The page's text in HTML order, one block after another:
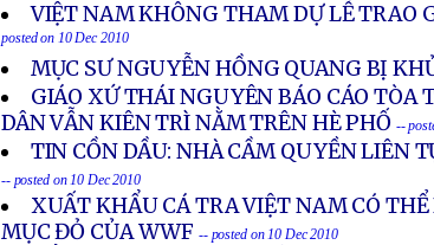
VIỆT NAM KHÔNG THAM DỰ LỄ TRAO
posted on 10 Dec 2010
MỤC SƯ NGUYỄN HỒNG QUANG BỊ
GIÁO XỨ THÁI NGUYÊN BÁO CÁO TÒA
DÂN VẪN KIÊN TRÌ NẰM TRÊN HÈ PHỐ --
TIN CỒN DẦU: NHÀ CẦM QUYỀN LIÊN
-- posted on 10 Dec 2010
XUẤT KHẨU CÁ TRA VIỆT NAM CÓ
MỤC ĐỎ CỦA WWF -- posted on 10 Dec 2010